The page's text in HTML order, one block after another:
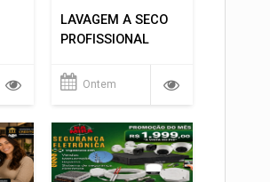
LAVAGEM A SECO
PROFISSIONAL
Ontem